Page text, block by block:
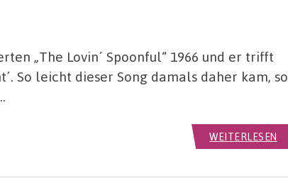
„The Lovin´ Spoonful“ 1966 und er trifft
So leicht dieser Song damals daher kam, so
WEITERLESEN